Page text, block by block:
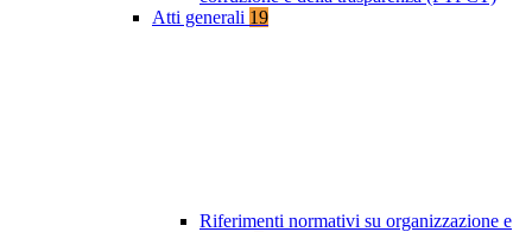
Atti generali 19
Riferimenti normativi su organizzazione e